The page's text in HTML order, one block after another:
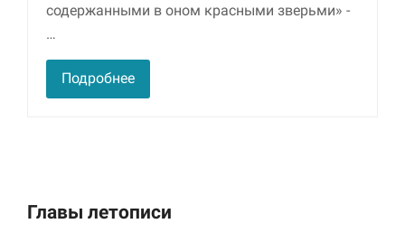
содержанными в оном красными зверьми» -
…
Подробнее
Главы летописи